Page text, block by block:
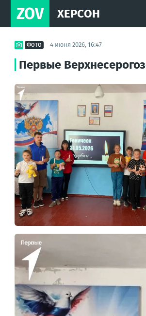
ZOV ХЕРСОН
ФОТО 4 июня 2026, 16:47
Первые